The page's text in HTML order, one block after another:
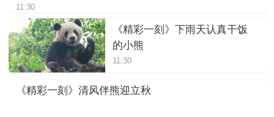
11:30
《精彩一刻》下雨天认真干饭
的小熊
11:30
《精彩一刻》清风伴熊迎立秋